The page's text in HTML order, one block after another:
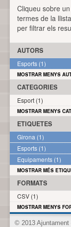
Cliqueu sobre
termes de la
per filtrar els
AUTORS
Esports (1)
MOSTRAR MENYS
CATEGORIES
Esport (1)
MOSTRAR MENYS
ETIQUETES
Girona (1)
Esports (1)
Equipaments (1)
MOSTRAR MÉS
FORMATS
CSV (1)
MOSTRAR MENYS
© 2013 Ajuntament